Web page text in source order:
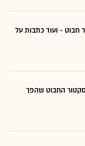
חבוט - ועוד כתבות על
החבוט שהפך